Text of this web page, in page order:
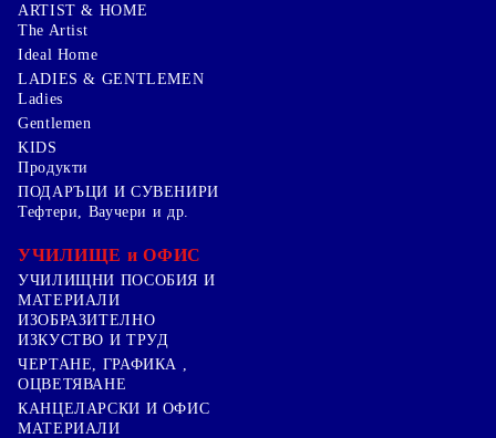
ARTIST & HOME
The Artist
Ideal Home
LADIES & GENTLEMEN
Ladies
Gentlemen
KIDS
Продукти
ПОДАРЪЦИ И СУВЕНИРИ
Тефтери, Ваучери и др.
УЧИЛИЩЕ и ОФИС
УЧИЛИЩНИ ПОСОБИЯ И
МАТЕРИАЛИ
ИЗОБРАЗИТЕЛНО
ИЗКУСТВО И ТРУД
ЧЕРТАНЕ, ГРАФИКА ,
ОЦВЕТЯВАНЕ
КАНЦЕЛАРСКИ И ОФИС
МАТЕРИАЛИ